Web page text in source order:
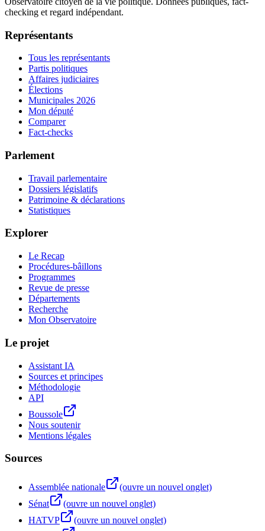
checking et regard indépendant.
Représentants
Tous les représentants
Partis politiques
Affaires judiciaires
Élections
Municipales 2026
Mon député
Comparer
Fact-checks
Parlement
Travail parlementaire
Dossiers législatifs
Patrimoine & déclarations
Statistiques
Explorer
Le Recap
Procédures-bâillons
Programmes
Revue de presse
Départements
Recherche
Mon Observatoire
Le projet
Assistant IA
Sources et principes
Méthodologie
API
Boussole
Nous soutenir
Mentions légales
Sources
Assemblée nationale
(ouvre un nouvel onglet)
Sénat
(ouvre un nouvel onglet)
HATVP
(ouvre un nouvel onglet)